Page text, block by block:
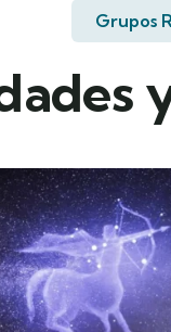
Grupos